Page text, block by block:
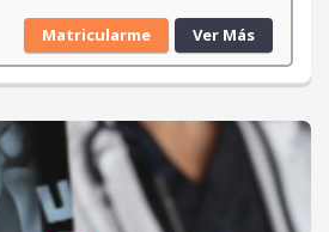
Matricularme Ver Más